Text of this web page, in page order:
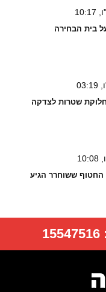
בית הבחירה
שטרות לצדקה
החטוף ששוחרר הגיע
15547516